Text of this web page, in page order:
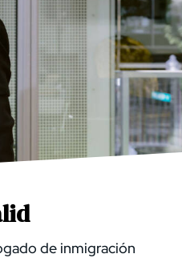
de inmigración